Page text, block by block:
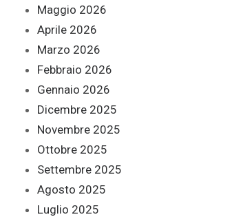
Maggio 2026
Aprile 2026
Marzo 2026
Febbraio 2026
Gennaio 2026
Dicembre 2025
Novembre 2025
Ottobre 2025
Settembre 2025
Agosto 2025
Luglio 2025